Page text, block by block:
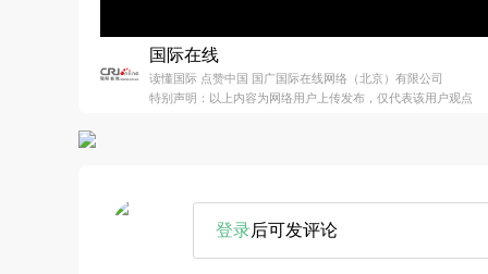
国际在线
读懂国际 点赞中国 国广国际在线网络（北京）有限公司
特别声明：以上内容为网络用户上传发布，仅代表该用户观点
登录后可发评论